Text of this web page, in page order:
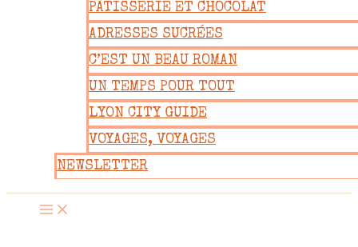
PÂTISSERIE ET CHOCOLAT
ADRESSES SUCRÉES
C’EST UN BEAU ROMAN
UN TEMPS POUR TOUT
LYON CITY GUIDE
VOYAGES, VOYAGES
NEWSLETTER